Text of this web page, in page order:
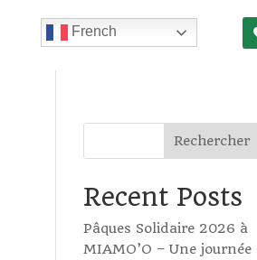
French
Rechercher
Recent Posts
Pâques Solidaire 2026 à
MIAMO’O – Une journée